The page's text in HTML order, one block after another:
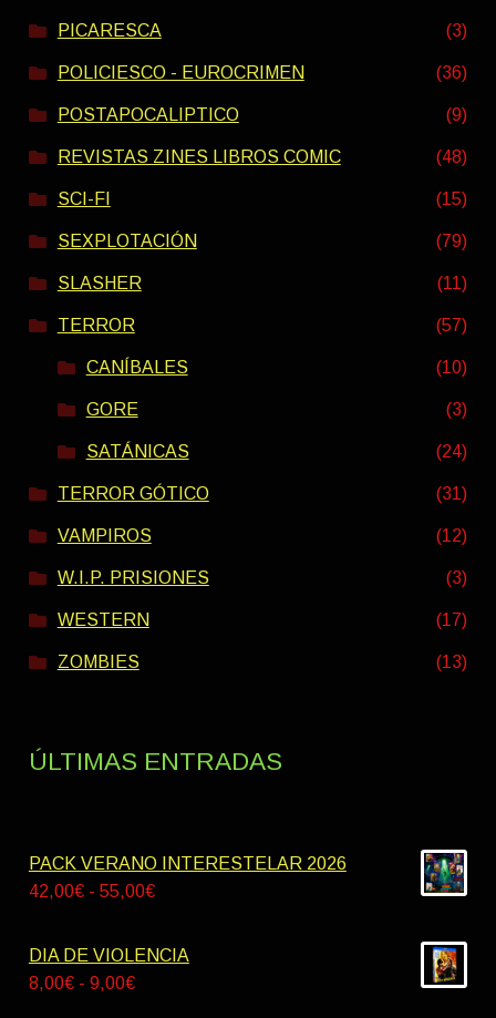
PICARESCA (3)
POLICIESCO - EUROCRIMEN (36)
POSTAPOCALIPTICO (9)
REVISTAS ZINES LIBROS COMIC (48)
SCI-FI (15)
SEXPLOTACIÓN (79)
SLASHER (11)
TERROR (57)
CANÍBALES (10)
GORE (3)
SATÁNICAS (24)
TERROR GÓTICO (31)
VAMPIROS (12)
W.I.P. PRISIONES (3)
WESTERN (17)
ZOMBIES (13)
ÚLTIMAS ENTRADAS
PACK VERANO INTERESTELAR 2026
42,00€ - 55,00€Rango
precios:
DIA DE VIOLENCIA
8,00€ - 9,00€Rango